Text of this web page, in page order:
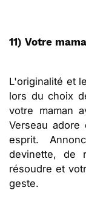
11) Votre
L'originalité et
lors du choix
votre maman
Verseau
esprit.
devinette, de
résoudre et
geste.